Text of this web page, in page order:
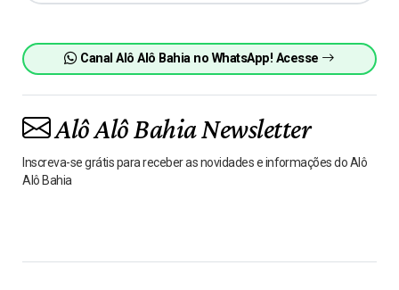
Canal Alô Alô Bahia no WhatsApp! Acesse
Alô Alô Bahia Newsletter
Inscreva-se grátis para receber as novidades e informações do Alô
Alô Bahia